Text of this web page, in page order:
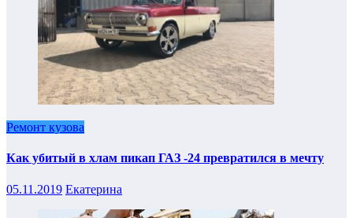
Ремонт кузова
Как убитый в хлам пикап ГАЗ -24 превратился в мечту
05.11.2019 Екатерина